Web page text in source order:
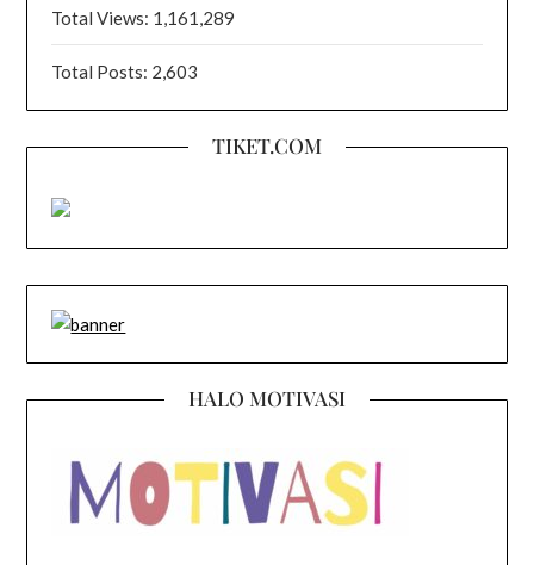
Total Views: 1,161,289
Total Posts: 2,603
TIKET.COM
HALO MOTIVASI